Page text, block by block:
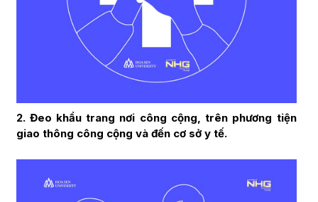
2. Đeo khẩu trang nơi công cộng, trên phương tiện
giao thông công cộng và đến cơ sở y tế.